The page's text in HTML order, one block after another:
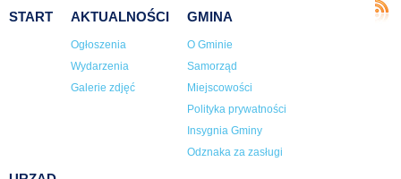
START AKTUALNOŚCI
Ogłoszenia
Wydarzenia
Galerie zdjęć
GMINA
O Gminie
Samorząd
Miejscowości
Polityka prywatności
Insygnia Gminy
Odznaka za zasługi